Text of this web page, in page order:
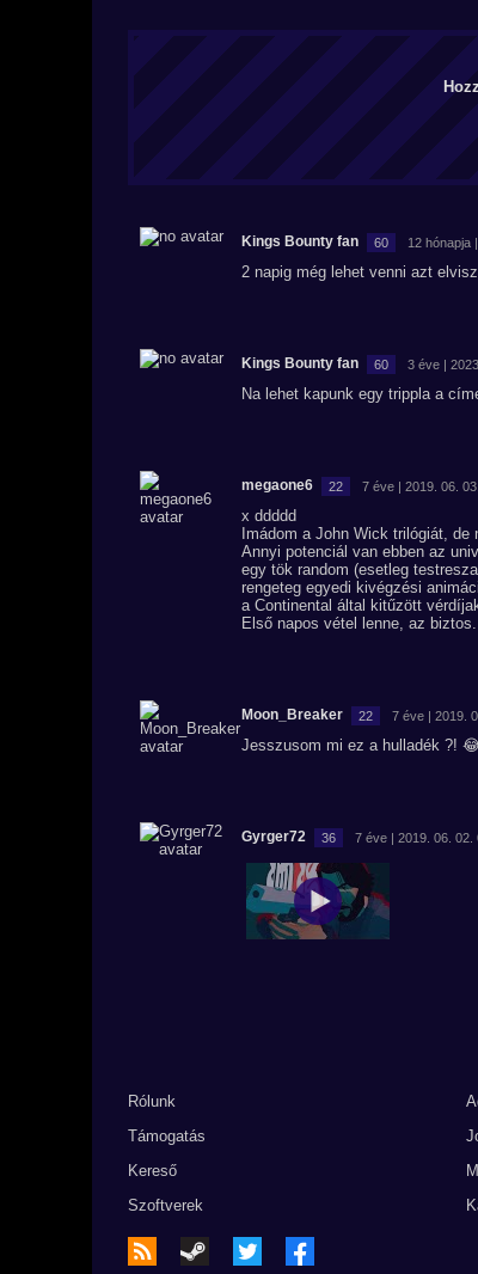
Kings Bounty fan 60 12 hónapja
2 napig még lehet venni azt
Kings Bounty fan 60 3 éve |
Na lehet kapunk egy trippla a
megaone6 22 7 éve | 2019. 06.
x ddddd
Imádom a John Wick trilógiát,
Annyi potenciál van ebben az
egy tök random (esetleg
rengeteg egyedi kivégzési
a Continental által kitűzött
Első napos vétel lenne, az biztos.
Moon_Breaker 22 7 éve | 2019.
Jesszusom mi ez a hulladék ?!
Gyrger72 36 7 éve | 2019. 06. 02.
Rólunk
Támogatás
Kereső
Szoftverek